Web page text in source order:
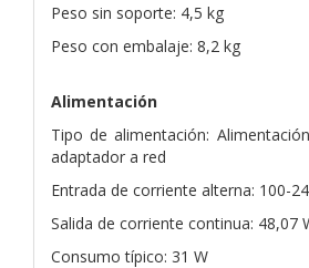
Peso sin soporte: 4,5 kg
Peso con embalaje: 8,2 kg
Alimentación
Tipo de alimentación:
adaptador a red
Entrada de corriente alterna: 100-
Salida de corriente continua: 48,07
Consumo típico: 31 W